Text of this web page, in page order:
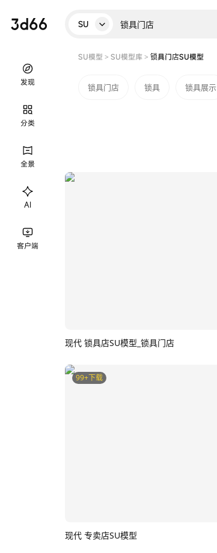
SU
发现
分类
全景
AI
客户端
SU模型 > SU模型库> 锁具门店SU模型
锁具门店 锁具 锁具展示
现代 锁具店SU模型_锁具门店
99+下载
现代 专卖店SU模型